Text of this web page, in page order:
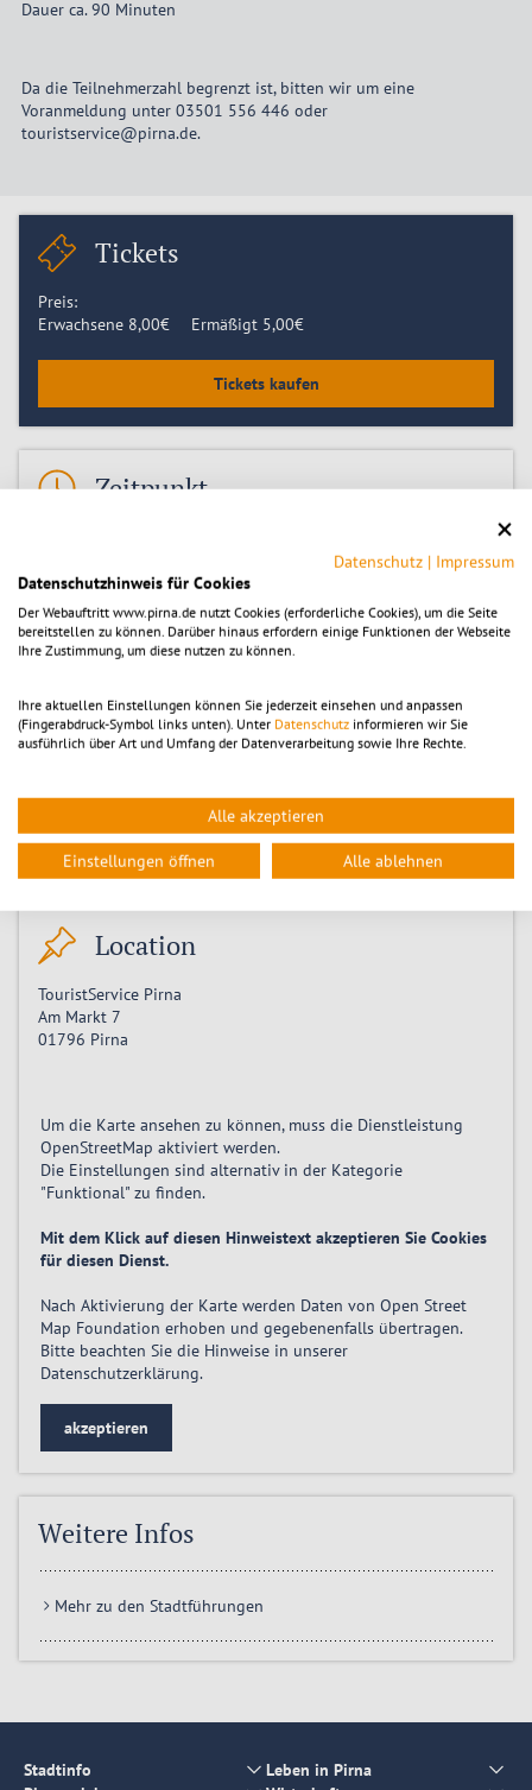
Dauer ca. 90 Minuten
Da die Teilnehmerzahl begrenzt ist, bitten wir um eine
Voranmeldung unter 03501 556 446 oder
touristservice@pirna.de.
Tickets
Preis:
Erwachsene 8,00€ Ermäßigt 5,00€
Tickets kaufen
Zeitpunkt
Montag 03.08.2026, 14:00
Montag 10.08.2026, 14:00
Montag 17.08.2026, 14:00
Montag 24.08.2026, 14:00
Montag 07.09.2026, 14:00
Montag 14.09.2026, 14:00
Montag 21.09.2026, 14:00
Montag 12.10.2026, 14:00
Montag 19.10.2026, 14:00
Montag 26.10.2026, 14:00
Location
TouristService Pirna
Am Markt 7
01796 Pirna
Um die Karte ansehen zu können, muss die Dienstleistung
OpenStreetMap aktiviert werden.
Die Einstellungen sind alternativ in der Kategorie
"Funktional" zu finden.
Mit dem Klick auf diesen Hinweistext akzeptieren Sie Cookies
für diesen Dienst.
Nach Aktivierung der Karte werden Daten von Open Street
Map Foundation erhoben und gegebenenfalls übertragen.
Bitte beachten Sie die Hinweise in unserer
Datenschutzerklärung.
akzeptieren
Weitere Infos
Mehr zu den Stadtführungen
Stadtinfo
Leben in Pirna
Datenschutz | Impressum
Datenschutzhinweis für Cookies
Der Webauftritt www.pirna.de nutzt Cookies (erforderliche Cookies), um die Seite
bereitstellen zu können. Darüber hinaus erfordern einige Funktionen der Webseite
Ihre Zustimmung, um diese nutzen zu können.
Ihre aktuellen Einstellungen können Sie jederzeit einsehen und anpassen
(Fingerabdruck-Symbol links unten). Unter Datenschutz informieren wir Sie
ausführlich über Art und Umfang der Datenverarbeitung sowie Ihre Rechte.
Alle akzeptieren
Einstellungen öffnen Alle ablehnen